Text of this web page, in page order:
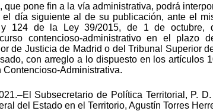
pone fin a la vía administrativa, podrá
día siguiente al de su publicación, ante el
124 de la Ley 39/2015, de 1 de octubre,
contencioso-administrativo en el
de Justicia de Madrid o del Tribunal Superior
con arreglo a lo dispuesto en los artículos
Administrativa.
Subsecretario de Política Territorial, P.
del Estado en el Territorio, Agustín Torres